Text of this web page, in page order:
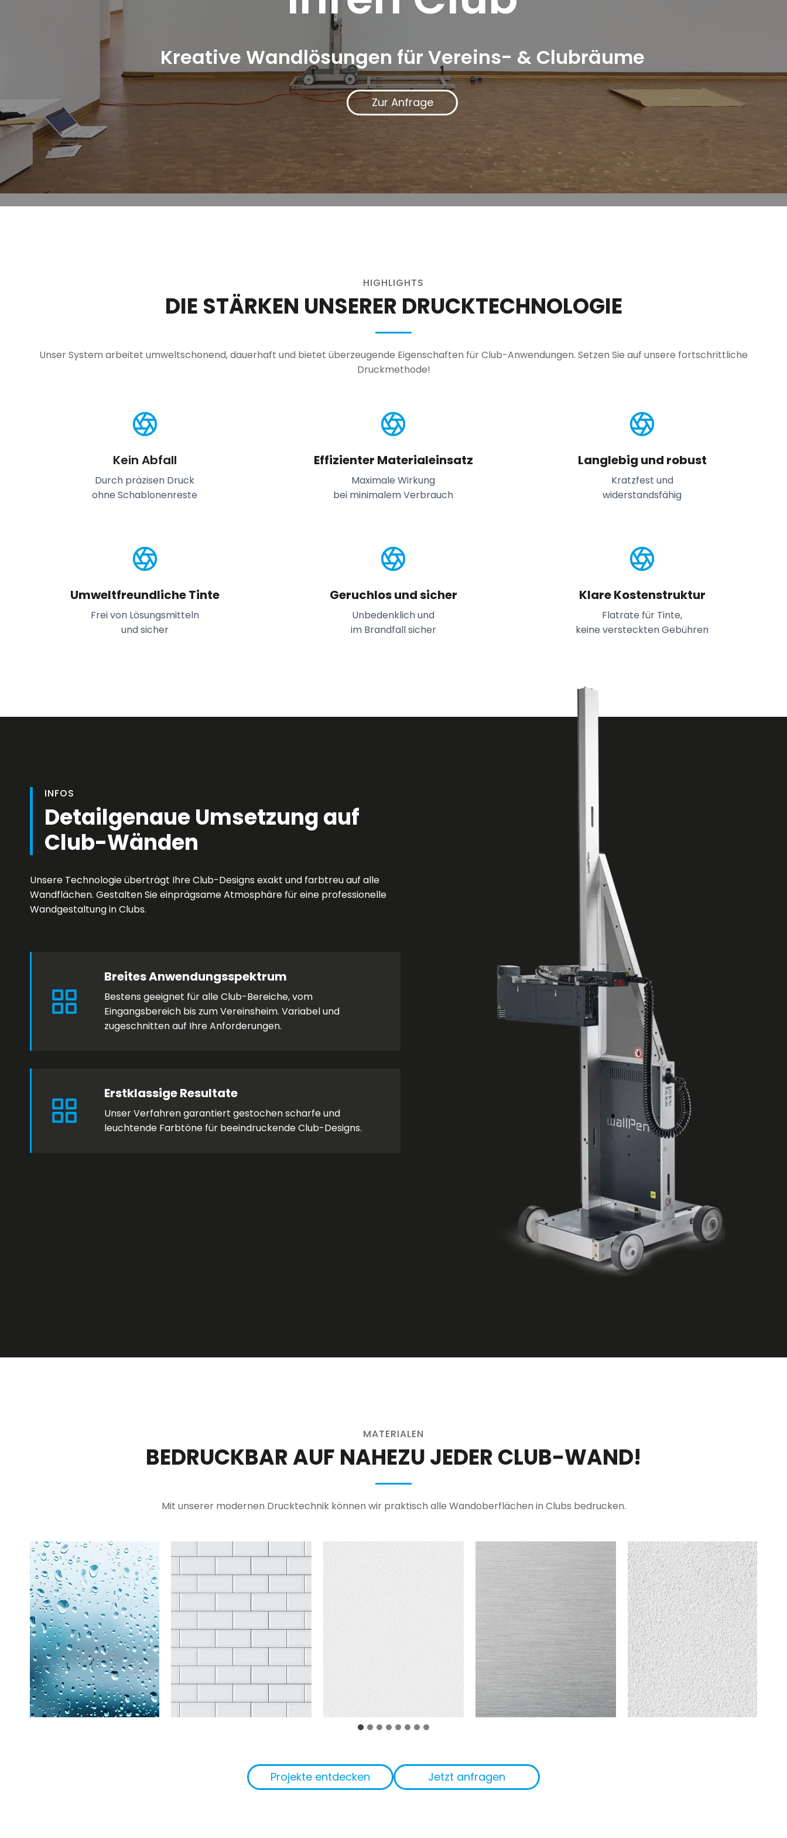
Kreative Wandlösungen für Vereins- & Clubräume
Zur Anfrage
HIGHLIGHTS
DIE STÄRKEN UNSERER DRUCKTECHNOLOGIE
Unser System arbeitet umweltschonend, dauerhaft und bietet überzeugende Eigenschaften für Club-Anwendungen. Setzen Sie auf unsere fortschrittliche
Druckmethode!
Kein Abfall
Durch präzisen Druck
ohne Schablonenreste
Effizienter Materialeinsatz
Maximale Wirkung
bei minimalem Verbrauch
Langlebig und robust
Kratzfest und
widerstandsfähig
Umweltfreundliche Tinte
Frei von Lösungsmitteln
und sicher
Geruchlos und sicher
Unbedenklich und
im Brandfall sicher
Klare Kostenstruktur
Flatrate für Tinte,
keine versteckten Gebühren
INFOS
Detailgenaue Umsetzung auf
Club-Wänden
Unsere Technologie überträgt Ihre Club-Designs exakt und farbtreu auf alle
Wandflächen. Gestalten Sie einprägsame Atmosphäre für eine professionelle
Wandgestaltung in Clubs.
Breites Anwendungsspektrum
Bestens geeignet für alle Club-Bereiche, vom
Eingangsbereich bis zum Vereinsheim. Variabel und
zugeschnitten auf Ihre Anforderungen.
Erstklassige Resultate
Unser Verfahren garantiert gestochen scharfe und
leuchtende Farbtöne für beeindruckende Club-Designs. ​
MATERIALEN
BEDRUCKBAR AUF NAHEZU JEDER CLUB-WAND!
Mit unserer modernen Drucktechnik können wir praktisch alle Wandoberflächen in Clubs bedrucken.
Projekte entdecken Jetzt anfragen